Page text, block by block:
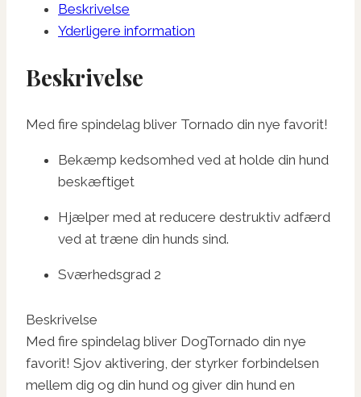
Tornado
antal
Beskrivelse
Yderligere information
Beskrivelse
Med fire spindelag bliver Tornado din nye favorit!
Bekæmp kedsomhed ved at holde din hund
beskæftiget
Hjælper med at reducere destruktiv adfærd
ved at træne din hunds sind.
Sværhedsgrad 2
Beskrivelse
Med fire spindelag bliver DogTornado din nye
favorit! Sjov aktivering, der styrker forbindelsen
mellem dig og din hund og giver din hund en